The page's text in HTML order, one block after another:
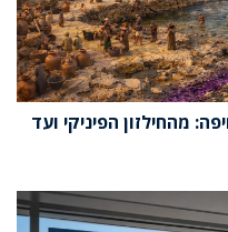
מהחילזון הפיניקי ועד